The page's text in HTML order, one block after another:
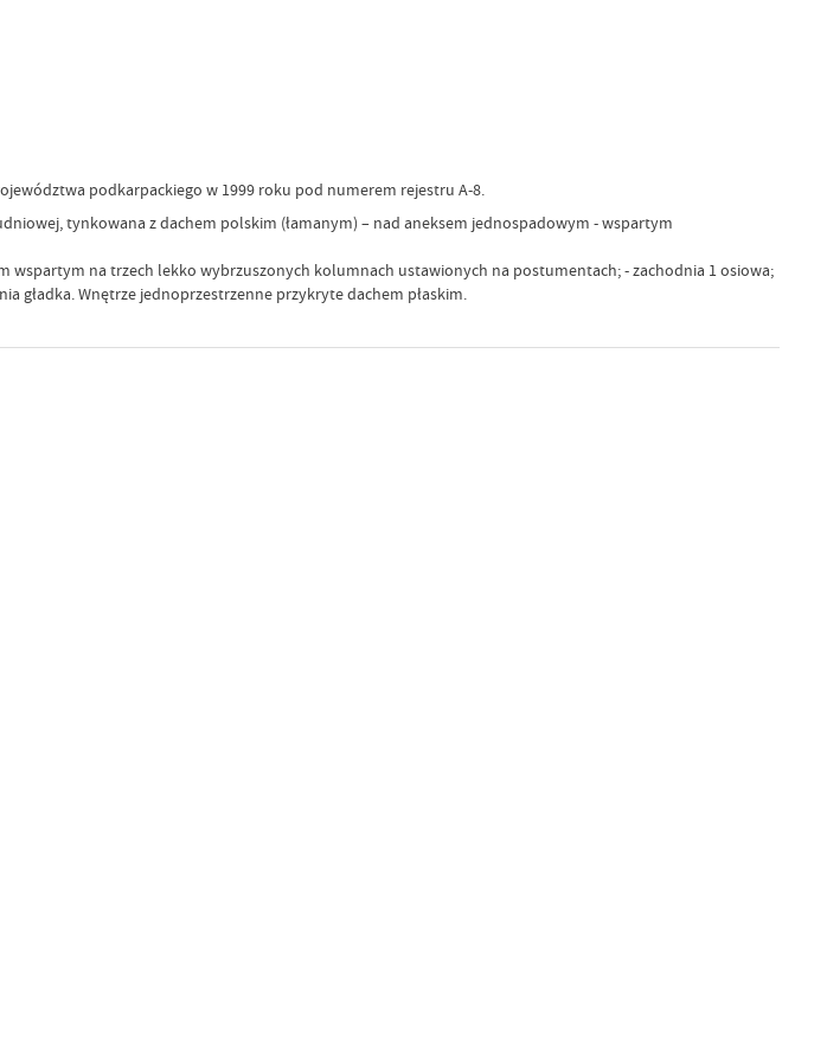
podkarpackiego w 1999 roku pod numerem rejestru A-8.
tynkowana z dachem polskim (łamanym) – nad aneksem jednospadowym - wspartym
na trzech lekko wybrzuszonych kolumnach ustawionych na postumentach; - zachodnia 1 osiowa;
gładka. Wnętrze jednoprzestrzenne przykryte dachem płaskim.